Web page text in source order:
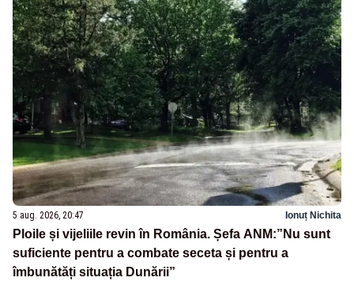
5 aug. 2026, 20:47 Ionuț Nichita
Ploile și vijeliile revin în România. Șefa ANM:”Nu sunt
suficiente pentru a combate seceta și pentru a
îmbunătăți situația Dunării”